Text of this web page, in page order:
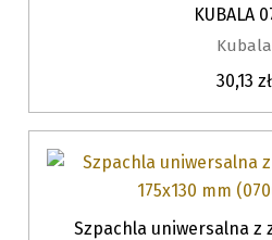
KUBALA
Kubala
30,13 zł
Szpachla uniwersalna z